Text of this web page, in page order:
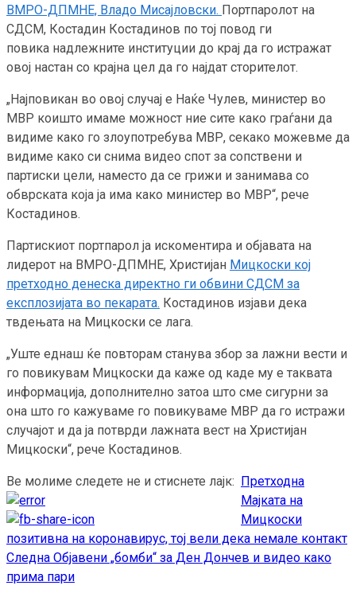
ВМРО-ДПМНЕ, Владо Мисајловски. Портпаролот на
СДСМ, Костадин Костадинов по тој повод ги
повика надлежните институции до крај да го истражат
овој настан со крајна цел да го најдат сторителот.
„Најповикан во овој случај е Наќе Чулев, министер во
МВР коишто имаме можност ние сите како граѓани да
видиме како го злоупотребува МВР, секако можевме да
видиме како си снима видео спот за сопствени и
партиски цели, наместо да се грижи и занимава со
обврската која ја има како министер во МВР“, рече
Костадинов.
Партискиот портпарол ја искоментира и објавата на
лидерот на ВМРО-ДПМНЕ, Христијан Мицкоски кој
претходно денеска директно ги обвини СДСМ за
експлозијата во пекарата. Костадинов изјави дека
твдењата на Мицкоски се лага.
„Уште еднаш ќе повторам станува збор за лажни вести и
го повикувам Мицкоски да каже од каде му е таквата
информација, дополнително затоа што сме сигурни за
она што го кажуваме го повикуваме МВР да го истражи
случајот и да ја потврди лажната вест на Христијан
Мицкоски“, рече Костадинов.
Ве молиме следете не и стиснете лајк:
Continue
Reading
Претходна
Мајката на
Мицкоски
позитивна на коронавирус, тој вели дека немале контакт
Следна Објавени „бомби“ за Ден Дончев и видео како
прима пари